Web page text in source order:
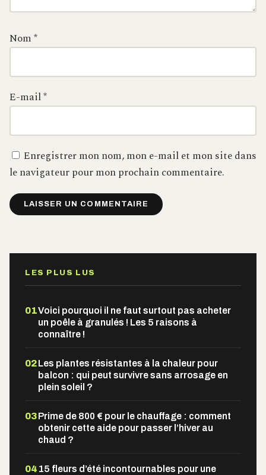
Nom*
E-mail*
Enregistrer mon nom, mon e-mail et mon site dans
le navigateur pour mon prochain commentaire.
LES PLUS LUS
01Voici pourquoi il ne faut surtout pas acheter
un poêle à granulés ! Les 5 raisons à
connaître !
02Les plantes résistantes à la chaleur pour
balcon : qui peut survivre sans arrosage en
plein soleil ?
03Prime de 800 € pour le chauffage : comment
obtenir cette aide pour passer l’hiver au
chaud ?
04 15 fleurs d’été incontournables pour une